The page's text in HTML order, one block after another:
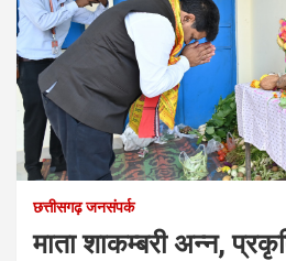
छत्तीसगढ़ जनसंपर्क
माता शाकम्बरी अन्न,